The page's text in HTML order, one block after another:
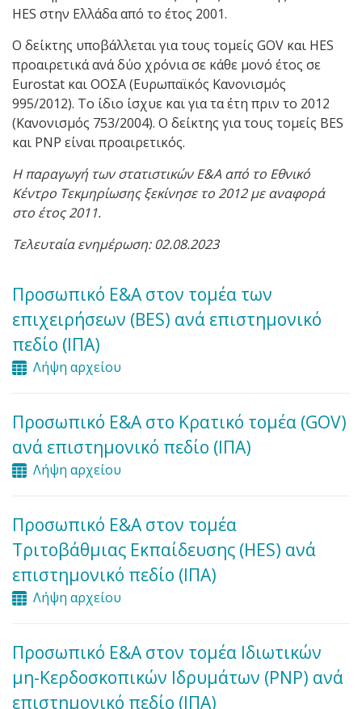
HES στην Ελλάδα από το έτος 2001.
Ο δείκτης υποβάλλεται για τους τομείς GOV και HES
προαιρετικά ανά δύο χρόνια σε κάθε μονό έτος σε
Eurostat και ΟΟΣΑ (Ευρωπαϊκός Κανονισμός
995/2012). Το ίδιο ίσχυε και για τα έτη πριν το 2012
(Κανονισμός 753/2004). Ο δείκτης για τους τομείς BES
και PNP είναι προαιρετικός.
Η παραγωγή των στατιστικών Ε&Α από το Εθνικό
Κέντρο Τεκμηρίωσης ξεκίνησε το 2012 με αναφορά
στο έτος 2011.
Τελευταία ενημέρωση: 02.08.2023
Προσωπικό Ε&Α στον τομέα των
επιχειρήσεων (BES) ανά επιστημονικό
πεδίο (ΙΠΑ)
Λήψη αρχείου
Προσωπικό Ε&Α στο Κρατικό τομέα (GOV)
ανά επιστημονικό πεδίο (ΙΠΑ)
Λήψη αρχείου
Προσωπικό Ε&Α στον τομέα
Τριτοβάθμιας Εκπαίδευσης (HES) ανά
επιστημονικό πεδίο (ΙΠΑ)
Λήψη αρχείου
Προσωπικό Ε&Α στον τομέα Ιδιωτικών
μη-Κερδοσκοπικών Ιδρυμάτων (PNP) ανά
επιστημονικό πεδίο (ΙΠΑ)